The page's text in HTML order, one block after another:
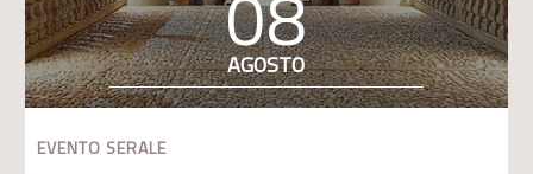
AGOSTO
EVENTO SERALE